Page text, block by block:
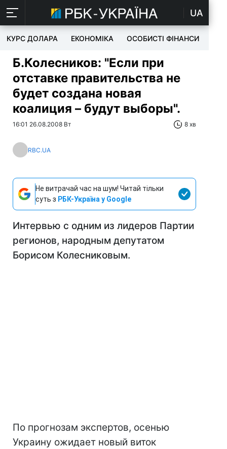
UA
КУРС ДОЛАРА ЕКОНОМІКА ОСОБИСТІ ФІНАНСИ
Б.Колесников: "Если при
отставке правительства не
будет создана новая
коалиция – будут выборы".
16:01 26.08.2008 Вт 8 хв
RBC.UA
Не витрачай час на шум! Читай тільки
суть з РБК-Україна у Google
Интервью с одним из лидеров Партии
регионов, народным депутатом
Борисом Колесниковым.
По прогнозам экспертов, осенью
Украину ожидает новый виток